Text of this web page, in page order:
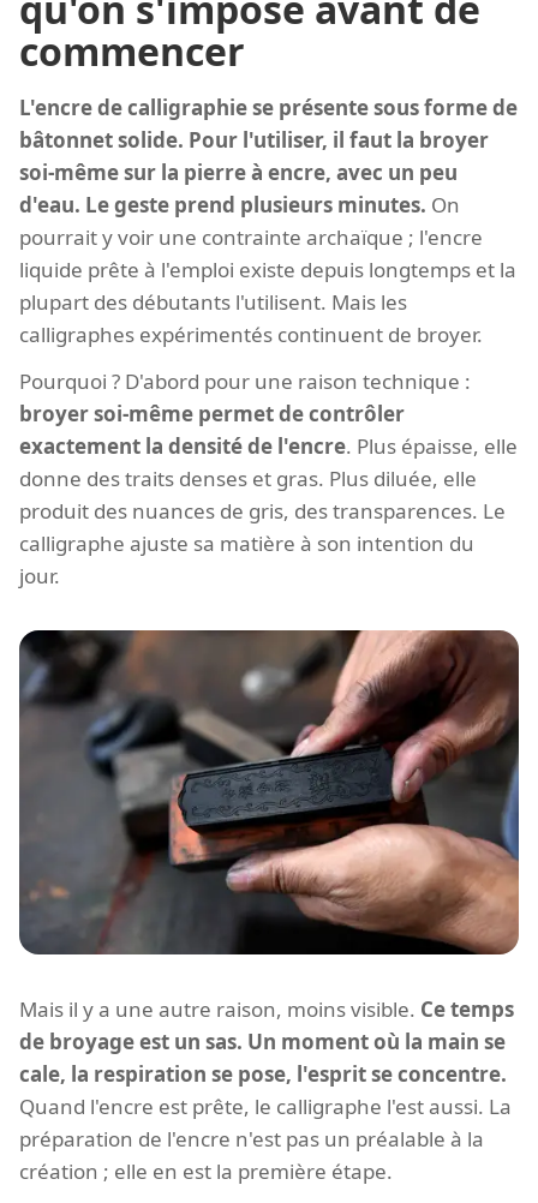
commencer
L'encre de calligraphie se présente sous forme de
bâtonnet solide. Pour l'utiliser, il faut la broyer
soi-même sur la pierre à encre, avec un peu
d'eau. Le geste prend plusieurs minutes. On
pourrait y voir une contrainte archaïque ; l'encre
liquide prête à l'emploi existe depuis longtemps et la
plupart des débutants l'utilisent. Mais les
calligraphes expérimentés continuent de broyer.
Pourquoi ? D'abord pour une raison technique :
broyer soi-même permet de contrôler
exactement la densité de l'encre. Plus épaisse, elle
donne des traits denses et gras. Plus diluée, elle
produit des nuances de gris, des transparences. Le
calligraphe ajuste sa matière à son intention du
jour.
Mais il y a une autre raison, moins visible. Ce temps
de broyage est un sas. Un moment où la main se
cale, la respiration se pose, l'esprit se concentre.
Quand l'encre est prête, le calligraphe l'est aussi. La
préparation de l'encre n'est pas un préalable à la
création ; elle en est la première étape.